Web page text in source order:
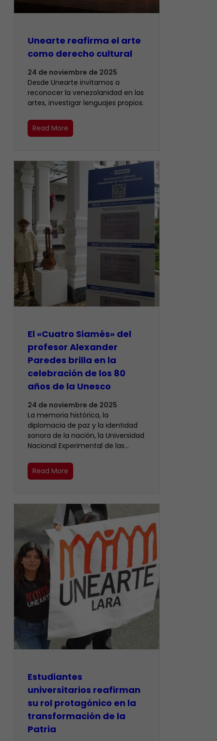
Unearte reafirma el arte
como derecho cultural
24 de noviembre de 2025
Desde Unearte invitamos a
reconocer la venezolanidad en las
artes, investigar lenguajes propios.
Read More
El «Cuatro Siamés» del
profesor Alexander
Paredes brilla en la
celebración de los 80
años de la Unesco
24 de noviembre de 2025
La memoria histórica, la
diplomacia de paz y la identidad
sonora de la nación, la Universidad
Nacional Experimental de las…
Read More
Estudiantes
universitarios reafirman
su rol protagónico en la
transformación de la
Patria